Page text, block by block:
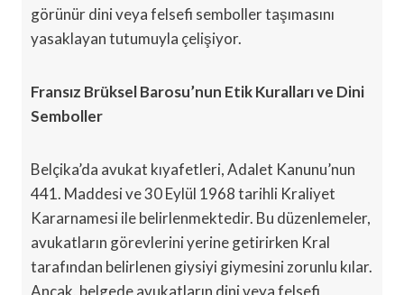
görünür dini veya felsefi semboller taşımasını
yasaklayan tutumuyla çelişiyor.
Fransız Brüksel Barosu’nun Etik Kuralları ve Dini
Semboller
Belçika’da avukat kıyafetleri, Adalet Kanunu’nun
441. Maddesi ve 30 Eylül 1968 tarihli Kraliyet
Kararnamesi ile belirlenmektedir. Bu düzenlemeler,
avukatların görevlerini yerine getirirken Kral
tarafından belirlenen giysiyi giymesini zorunlu kılar.
Ancak, belgede avukatların dini veya felsefi